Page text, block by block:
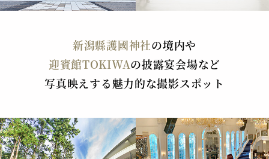
新潟縣護國神社の境内や
迎賓館TOKIWAの披露宴会場など
写真映えする魅力的な撮影スポット